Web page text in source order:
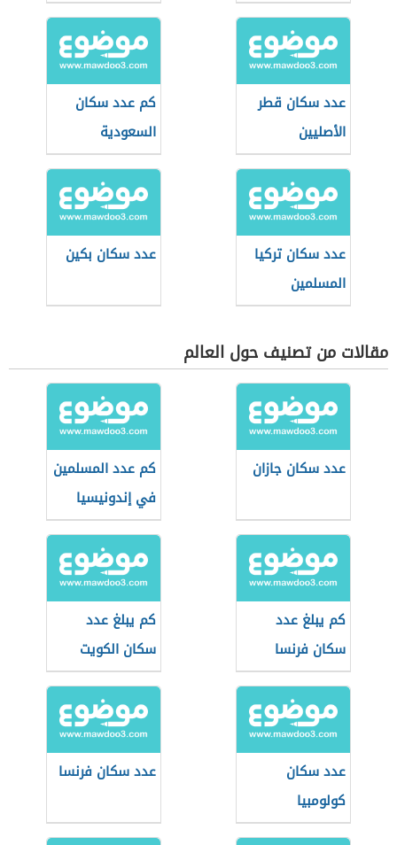
عدد سكان قطر
الأصليين
كم عدد سكان
السعودية
عدد سكان تركيا
المسلمين
عدد سكان بكين
مقالات من تصنيف حول العالم
عدد سكان جازان
كم عدد المسلمين
في إندونيسيا
كم يبلغ عدد
سكان فرنسا
كم يبلغ عدد
سكان الكويت
عدد سكان
كولومبيا
عدد سكان فرنسا